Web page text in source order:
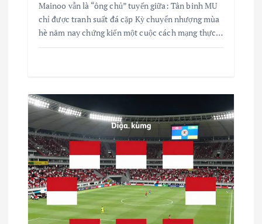
Mainoo vẫn là “ông chủ” tuyến giữa: Tân binh MU
chỉ được tranh suất đá cặp Kỳ chuyển nhượng mùa
hè năm nay chứng kiến một cuộc cách mạng thực…